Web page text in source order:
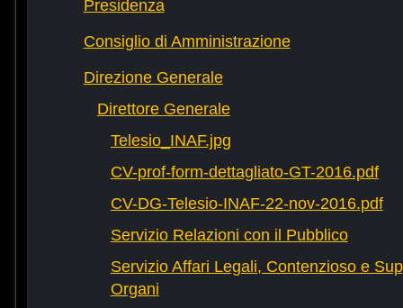
Presidenza
Consiglio di Amministrazione
Direzione Generale
Direttore Generale
Telesio_INAF.jpg
CV-prof-form-dettagliato-GT-2016.pdf
CV-DG-Telesio-INAF-22-nov-2016.pdf
Servizio Relazioni con il Pubblico
Servizio Affari Legali, Contenzioso e
Organi